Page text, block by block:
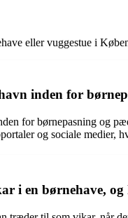
eller vuggestue i
inden for
for børnepasning og
og sociale medier,
i en børnehave,